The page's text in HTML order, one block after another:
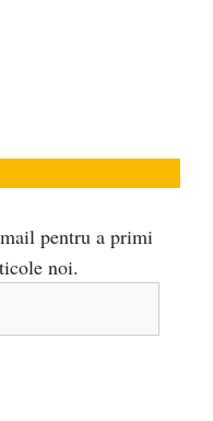
pentru a primi
noi.